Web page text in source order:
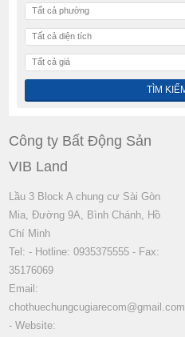
Tất cả phường
Tất cả diện tích
Tất cả giá
Công ty Bất Động Sản
VIB Land
Lầu 3 Block A chung cư Sài Gòn
Mia, Đường 9A, Bình Chánh, Hồ
Chí Minh
Tel: - Hotline: 0935375555 - Fax:
35176069
Email:
chothuechungcugiarecom@gmail.com
- Website: